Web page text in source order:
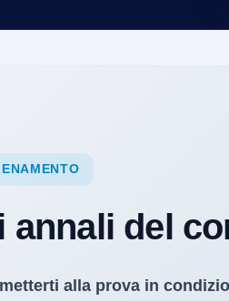
annali del
alla prova in